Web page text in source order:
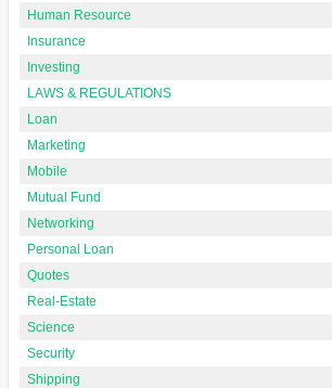
Human Resource
Insurance
Investing
LAWS & REGULATIONS
Loan
Marketing
Mobile
Mutual Fund
Networking
Personal Loan
Quotes
Real-Estate
Science
Security
Shipping